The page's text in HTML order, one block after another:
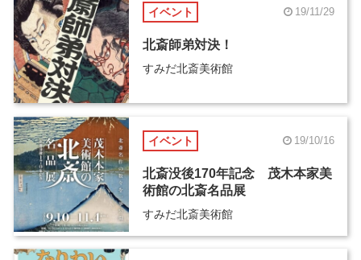
イベント 19/11/29
北斎師弟対決！
すみだ北斎美術館
イベント 19/10/16
北斎没後170年記念 茂木本家美
術館の北斎名品展
すみだ北斎美術館